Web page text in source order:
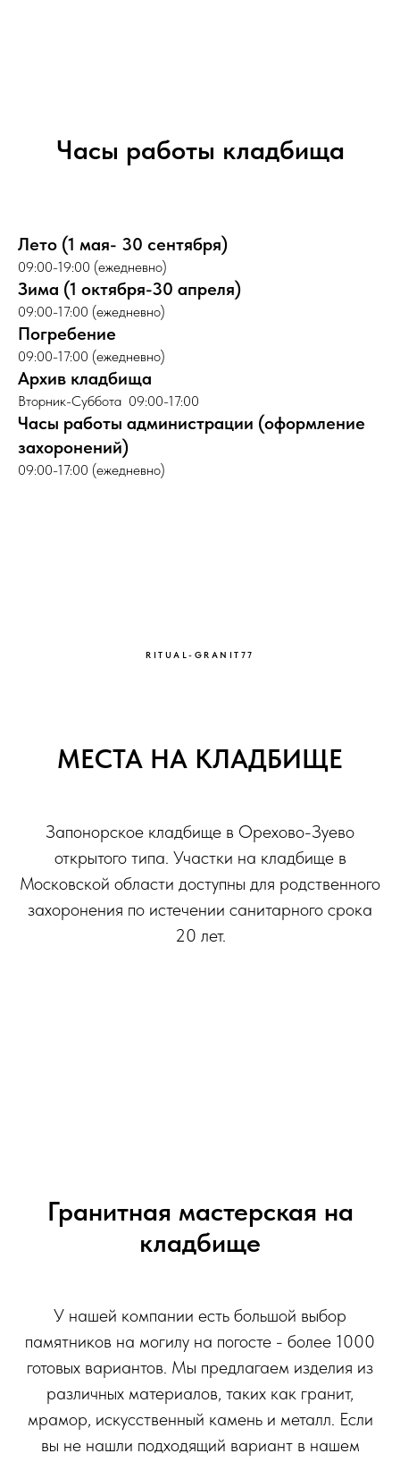
Часы работы кладбища
Лето (1 мая- 30 сентября)
09:00-19:00 (ежедневно)
Зима (1 октября-30 апреля)
09:00-17:00 (ежедневно)
Погребение
09:00-17:00 (ежедневно)
Архив кладбища
Вторник-Суббота 09:00-17:00
Часы работы администрации (оформление
захоронений)
09:00-17:00 (ежедневно)
RITUAL-GRANIT77
МЕСТА НА КЛАДБИЩЕ
Запонорское кладбище в Орехово-Зуево
открытого типа. Участки на кладбище в
Московской области доступны для родственного
захоронения по истечении санитарного срока
20 лет.
Гранитная мастерская на
кладбище
У нашей компании есть большой выбор
памятников на могилу на погосте - более 1000
готовых вариантов. Мы предлагаем изделия из
различных материалов, таких как гранит,
мрамор, искусственный камень и металл. Если
вы не нашли подходящий вариант в нашем